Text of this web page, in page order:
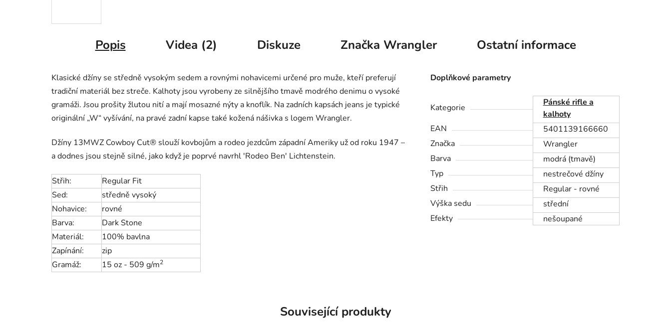
Popis Videa (2) Diskuze Značka Wrangler Ostatní informace
Klasické džíny se středně vysokým sedem a rovnými nohavicemi určené pro muže, kteří preferují
tradiční materiál bez streče. Kalhoty jsou vyrobeny ze silnějšího tmavě modrého denimu o vysoké
gramáži. Jsou prošity žlutou nití a mají mosazné nýty a knoflík. Na zadních kapsách jeans je typické
originální „W“ vyšívání, na pravé zadní kapse také kožená nášivka s logem Wrangler.
Džíny 13MWZ Cowboy Cut® slouží kovbojům a rodeo jezdcům západní Ameriky už od roku 1947 –
a dodnes jsou stejně silné, jako když je poprvé navrhl 'Rodeo Ben' Lichtenstein.
Střih:
Regular Fit
Sed:
středně vysoký
Nohavice:
rovné
Barva:
Dark Stone
Materiál:
100% bavlna
Zapínání:
zip
Gramáž:
15 oz - 509 g/m2
Doplňkové parametry
Kategorie
Pánské rifle a
kalhoty
EAN
5401139166660
Značka
Wrangler
Barva
modrá (tmavě)
Typ
nestrečové džíny
Střih
Regular - rovné
Výška sedu
střední
Efekty
nešoupané
Související produkty